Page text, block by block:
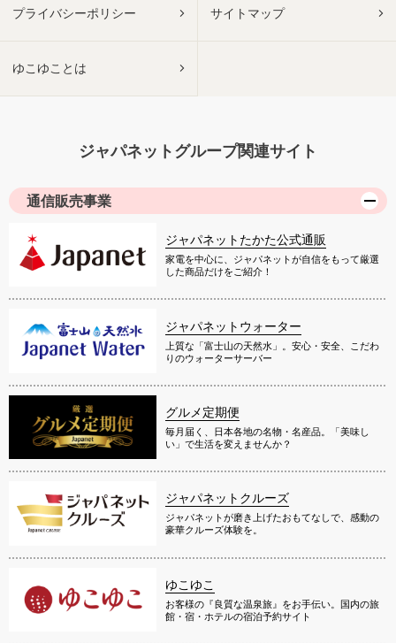
プライバシーポリシー サイトマップ
ゆこゆことは
ジャパネットグループ関連サイト
通信販売事業
ジャパネットたかた公式通販
家電を中心に、ジャパネットが自信をもって厳選
した商品だけをご紹介！
ジャパネットウォーター
上質な「富士山の天然水」。安心・安全、こだわ
りのウォーターサーバー
グルメ定期便
毎月届く、日本各地の名物・名産品。「美味し
い」で生活を変えませんか？
ジャパネットクルーズ
ジャパネットが磨き上げたおもてなしで、感動の
豪華クルーズ体験を。
ゆこゆこ
お客様の『良質な温泉旅』をお手伝い。国内の旅
館・宿・ホテルの宿泊予約サイト